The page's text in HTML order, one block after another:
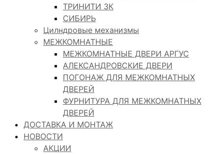
ТРИНИТИ 3К
СИБИРЬ
Цилндровые механизмы
МЕЖКОМНАТНЫЕ
МЕЖКОМНАТНЫЕ ДВЕРИ АРГУС
АЛЕКСАНДРОВСКИЕ ДВЕРИ
ПОГОНАЖ ДЛЯ МЕЖКОМНАТНЫХ
ДВЕРЕЙ
ФУРНИТУРА ДЛЯ МЕЖКОМНАТНЫХ
ДВЕРЕЙ
ДОСТАВКА И МОНТАЖ
НОВОСТИ
АКЦИИ